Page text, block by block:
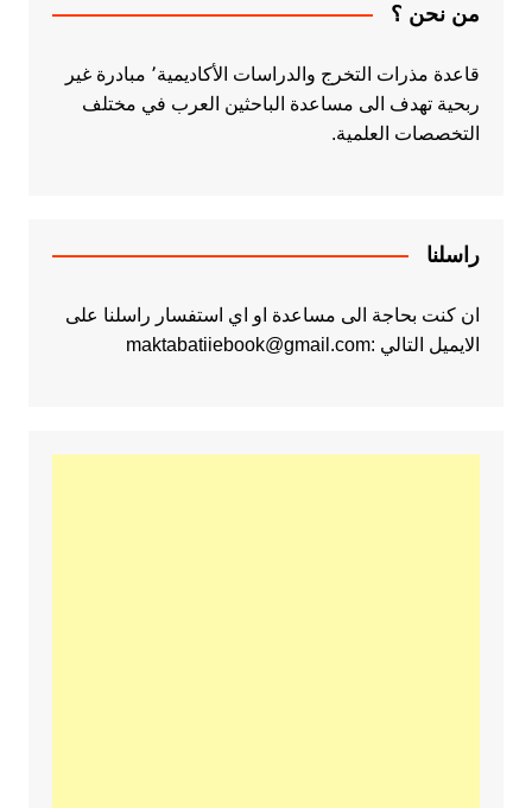
من نحن ؟
قاعدة مذرات التخرج والدراسات الأكاديمية٬ مبادرة غير
ربحية تهدف الى مساعدة الباحثين العرب في مختلف
التخصصات العلمية.
راسلنا
ان كنت بحاجة الى مساعدة او اي استفسار راسلنا على
الايميل التالي :maktabatiiebook@gmail.com